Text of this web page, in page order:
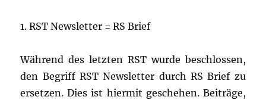
1. RST Newsletter = RS Brief
Während des letzten RST wurde beschlossen,
den Begriff RST Newsletter durch RS Brief zu
ersetzen. Dies ist hiermit geschehen. Beiträge,